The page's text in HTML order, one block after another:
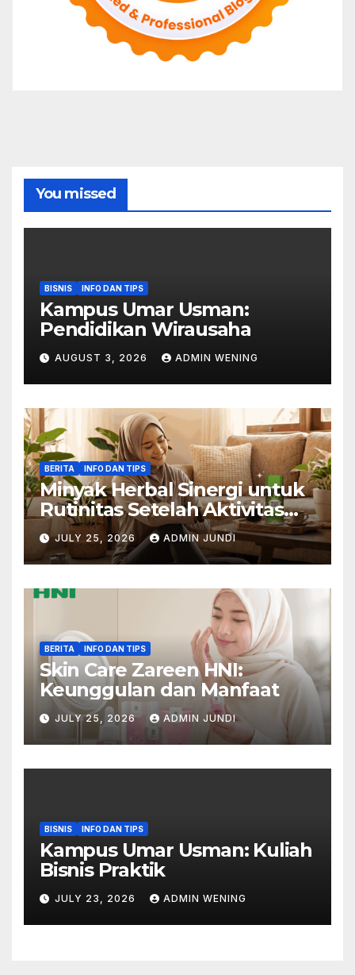
You missed
BISNIS INFO DAN TIPS
Kampus Umar Usman:
Pendidikan Wirausaha
AUGUST 3, 2026 ADMIN WENING
BERITA INFO DAN TIPS
Minyak Herbal Sinergi untuk
Rutinitas Setelah Aktivitas
Padat
JULY 25, 2026 ADMIN JUNDI
BERITA INFO DAN TIPS
Skin Care Zareen HNI:
Keunggulan dan Manfaat
JULY 25, 2026 ADMIN JUNDI
BISNIS INFO DAN TIPS
Kampus Umar Usman: Kuliah
Bisnis Praktik
JULY 23, 2026 ADMIN WENING